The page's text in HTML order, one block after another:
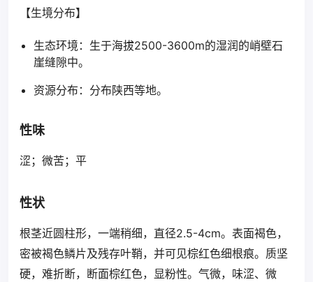
【生境分布】
生态环境：生于海拔2500-3600m的湿润的峭壁石
崖缝隙中。
资源分布：分布陕西等地。
性味
涩；微苦；平
性状
根茎近圆柱形，一端稍细，直径2.5-4cm。表面褐色，
密被褐色鳞片及残存叶鞘，并可见棕红色细根痕。质坚
硬，难折断，断面棕红色，显粉性。气微，味涩、微